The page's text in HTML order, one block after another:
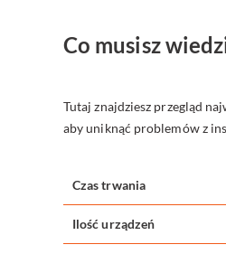
Co musisz
Tutaj znajdziesz przegląd
aby uniknąć problemów z
Czas trwania
Ilość urządzeń